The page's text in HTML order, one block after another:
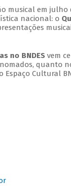
musical em julho
nacional: o
no BNDESvem
quanto
Cultural